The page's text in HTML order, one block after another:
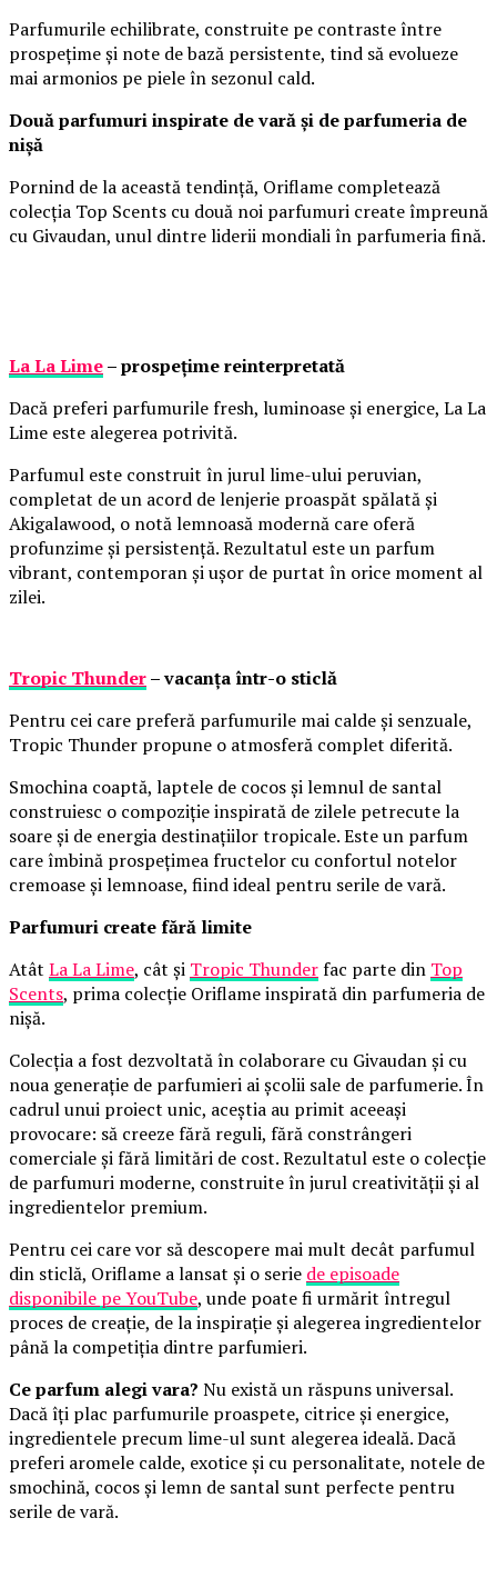
Parfumurile echilibrate, construite pe contraste între
prospețime și note de bază persistente, tind să evolueze
mai armonios pe piele în sezonul cald.
Două parfumuri inspirate de vară și de parfumeria de
nișă
Pornind de la această tendință, Oriflame completează
colecția Top Scents cu două noi parfumuri create împreună
cu Givaudan, unul dintre liderii mondiali în parfumeria fină.
La La Lime– prospețime reinterpretată
Dacă preferi parfumurile fresh, luminoase și energice, La La
Lime este alegerea potrivită.
Parfumul este construit în jurul lime-ului peruvian,
completat de un acord de lenjerie proaspăt spălată și
Akigalawood, o notă lemnoasă modernă care oferă
profunzime și persistență. Rezultatul este un parfum
vibrant, contemporan și ușor de purtat în orice moment al
zilei.
Tropic Thunder– vacanța într-o sticlă
Pentru cei care preferă parfumurile mai calde și senzuale,
Tropic Thunder propune o atmosferă complet diferită.
Smochina coaptă, laptele de cocos și lemnul de santal
construiesc o compoziție inspirată de zilele petrecute la
soare și de energia destinațiilor tropicale. Este un parfum
care îmbină prospețimea fructelor cu confortul notelor
cremoase și lemnoase, fiind ideal pentru serile de vară.
Parfumuri create fără limite
Atât La La Lime, cât și Tropic Thunderfac parte din Top
Scents, prima colecție Oriflame inspirată din parfumeria de
nișă.
Colecția a fost dezvoltată în colaborare cu Givaudan și cu
noua generație de parfumieri ai școlii sale de parfumerie. În
cadrul unui proiect unic, aceștia au primit aceeași
provocare: să creeze fără reguli, fără constrângeri
comerciale și fără limitări de cost. Rezultatul este o colecție
de parfumuri moderne, construite în jurul creativității și al
ingredientelor premium.
Pentru cei care vor să descopere mai mult decât parfumul
din sticlă, Oriflame a lansat și o serie de episoade
disponibile pe YouTube, unde poate fi urmărit întregul
proces de creație, de la inspirație și alegerea ingredientelor
până la competiția dintre parfumieri.
Ce parfum alegi vara? Nu există un răspuns universal.
Dacă îți plac parfumurile proaspete, citrice și energice,
ingredientele precum lime-ul sunt alegerea ideală. Dacă
preferi aromele calde, exotice și cu personalitate, notele de
smochină, cocos și lemn de santal sunt perfecte pentru
serile de vară.